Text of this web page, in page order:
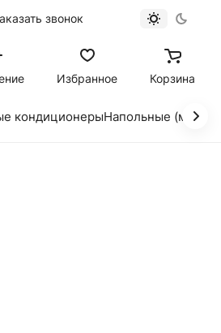
звонок
Избранное Корзина
кондиционерыНапольные